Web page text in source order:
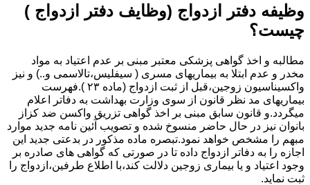
وظیفه دفتر ازدواج (وظایف دفتر ازدواج )
چیست؟
مطالبه و اخذ گواهی پزشکی معتبر مبنی بر عدم اعتیاد به مواد
مخدر و عدم ابتلا به بیماریهای مسری ( سیفلیس،تالاسمی و..) و نیز
واکسیناسیون زوجین،قبل از ثبت ازدواج (ماده ۲۳ ).فهرست
بیماریهای مد نظر قانون از سوی وزارت بهداشت به دفاتر اعلام
میگردد.و قانون سابق مبنی بر اخذ گواهی تزریق واکسن ضد کزاز
بانوان نیز در حال حاضر منسوخ شده و تصویب آئین نامه جدید موارد
مبهم را مشخص خواهد نمود.تبصره ماده مذکور در بدعتی جدید این
اجازه را به دفاتر ازدواج داده تا در صورتی که گواهی های صادره بر
وجود اعتیاد و یا بیماری زوجین دلالت کند،با اطلاع طرفین،ازدواج را
ثبت نماید.